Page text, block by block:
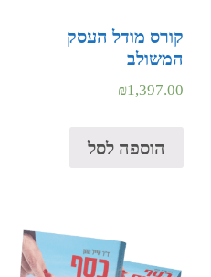
קורס מודל העסק
המשולב
₪1,397.00
הוספה לסל